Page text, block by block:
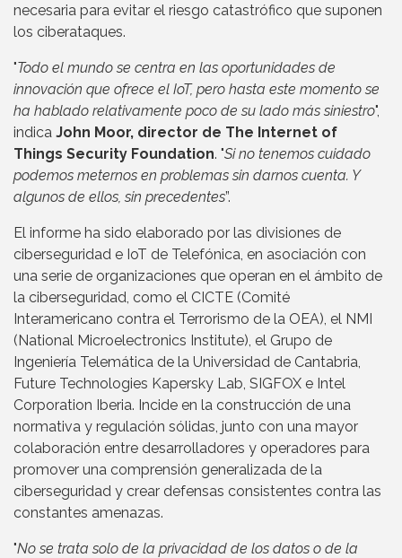
necesaria para evitar el riesgo catastrófico que suponen
los ciberataques.
"Todo el mundo se centra en las oportunidades de
innovación que ofrece el IoT, pero hasta este momento se
ha hablado relativamente poco de su lado más siniestro",
indica John Moor, director de The Internet of
Things Security Foundation. "Si no tenemos cuidado
podemos meternos en problemas sin darnos cuenta. Y
algunos de ellos, sin precedentes”.
El informe ha sido elaborado por las divisiones de
ciberseguridad e IoT de Telefónica, en asociación con
una serie de organizaciones que operan en el ámbito de
la ciberseguridad, como el CICTE (Comité
Interamericano contra el Terrorismo de la OEA), el NMI
(National Microelectronics Institute), el Grupo de
Ingeniería Telemática de la Universidad de Cantabria,
Future Technologies Kapersky Lab, SIGFOX e Intel
Corporation Iberia. Incide en la construcción de una
normativa y regulación sólidas, junto con una mayor
colaboración entre desarrolladores y operadores para
promover una comprensión generalizada de la
ciberseguridad y crear defensas consistentes contra las
constantes amenazas.
"No se trata solo de la privacidad de los datos o de la